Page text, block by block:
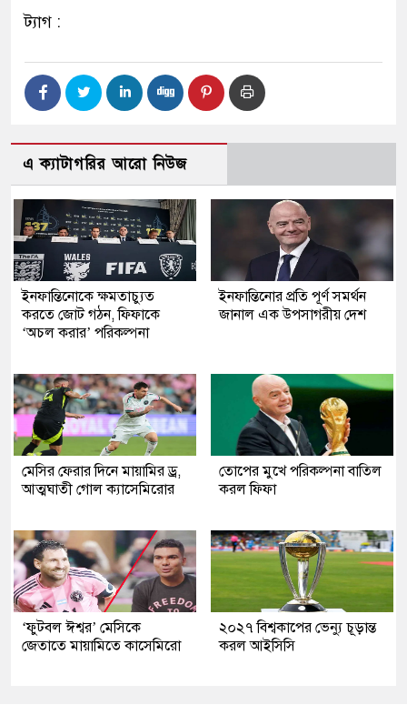
ট্যাগ :
এ ক্যাটাগরির আরো নিউজ
ইনফান্তিনোকে ক্ষমতাচ্যুত
করতে জোট গঠন, ফিফাকে
‘অচল করার’ পরিকল্পনা
ইনফান্তিনোর প্রতি পূর্ণ সমর্থন
জানাল এক উপসাগরীয় দেশ
মেসির ফেরার দিনে মায়ামির ড্র,
আত্মঘাতী গোল ক্যাসেমিরোর
তোপের মুখে পরিকল্পনা বাতিল
করল ফিফা
‘ফুটবল ঈশ্বর’ মেসিকে
জেতাতে মায়ামিতে কাসেমিরো
২০২৭ বিশ্বকাপের ভেন্যু চূড়ান্ত
করল আইসিসি